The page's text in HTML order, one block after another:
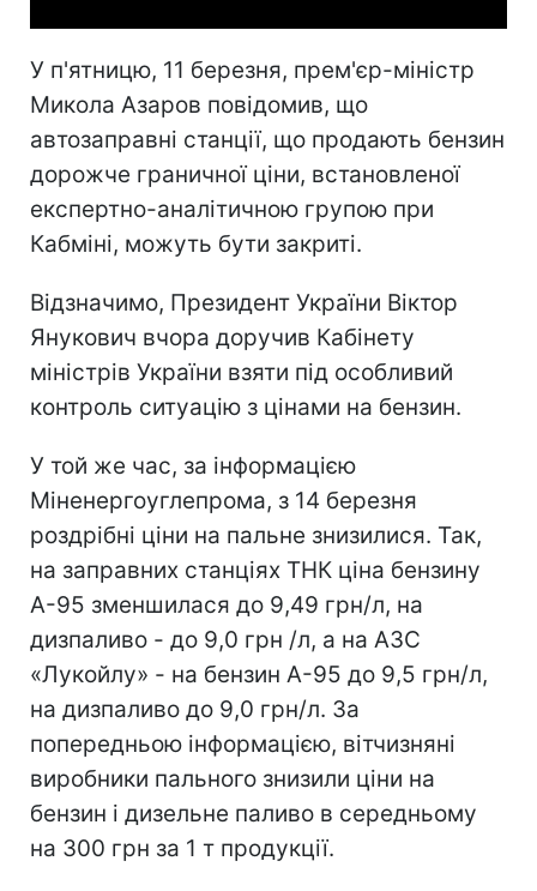
У п'ятницю, 11 березня, прем'єр-міністр
Микола Азаров повідомив, що
автозаправні станції, що продають бензин
дорожче граничної ціни, встановленої
експертно-аналітичною групою при
Кабміні, можуть бути закриті.
Відзначимо, Президент України Віктор
Янукович вчора доручив Кабінету
міністрів України взяти під особливий
контроль ситуацію з цінами на бензин.
У той же час, за інформацією
Міненергоуглепрома, з 14 березня
роздрібні ціни на пальне знизилися. Так,
на заправних станціях ТНК ціна бензину
А-95 зменшилася до 9,49 грн/л, на
дизпаливо - до 9,0 грн /л, а на АЗС
«Лукойлу» - на бензин А-95 до 9,5 грн/л,
на дизпаливо до 9,0 грн/л. За
попередньою інформацією, вітчизняні
виробники пального знизили ціни на
бензин і дизельне паливо в середньому
на 300 грн за 1 т продукції.